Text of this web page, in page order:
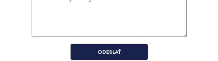
ODESLAŤ